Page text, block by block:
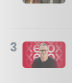
3